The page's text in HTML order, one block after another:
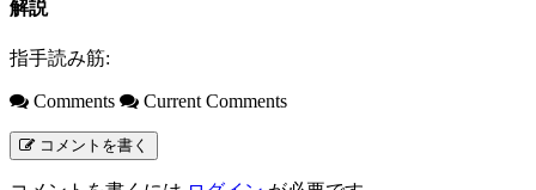
解説
指手読み筋:
Comments Current Comments
コメントを書く